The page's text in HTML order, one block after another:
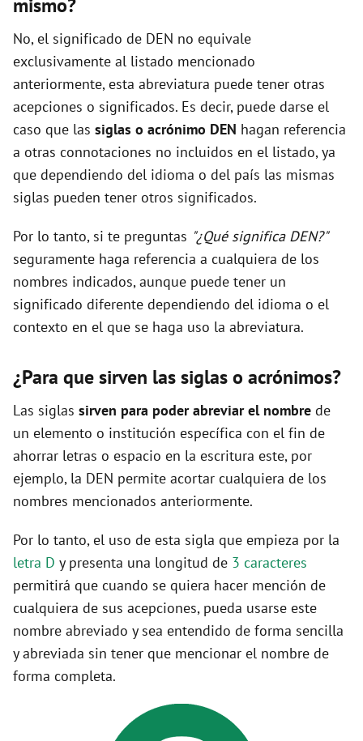
mismo?
No, el significado de DEN no equivale
exclusivamente al listado mencionado
anteriormente, esta abreviatura puede tener otras
acepciones o significados. Es decir, puede darse el
caso que las siglas o acrónimo DEN hagan referencia
a otras connotaciones no incluidos en el listado, ya
que dependiendo del idioma o del país las mismas
siglas pueden tener otros significados.
Por lo tanto, si te preguntas "¿Qué significa DEN?"
seguramente haga referencia a cualquiera de los
nombres indicados, aunque puede tener un
significado diferente dependiendo del idioma o el
contexto en el que se haga uso la abreviatura.
¿Para que sirven las siglas o acrónimos?
Las siglas sirven para poder abreviar el nombre de
un elemento o institución específica con el fin de
ahorrar letras o espacio en la escritura este, por
ejemplo, la DEN permite acortar cualquiera de los
nombres mencionados anteriormente.
Por lo tanto, el uso de esta sigla que empieza por la
letra D y presenta una longitud de 3 caracteres
permitirá que cuando se quiera hacer mención de
cualquiera de sus acepciones, pueda usarse este
nombre abreviado y sea entendido de forma sencilla
y abreviada sin tener que mencionar el nombre de
forma completa.